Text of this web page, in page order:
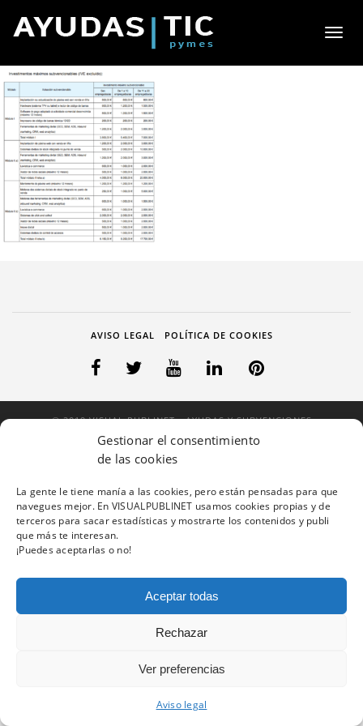
Gestionar el consentimiento
de las cookies
La gente le tiene manía a las cookies, pero están pensadas para que
navegues mejor. En VISUALPUBLINET usamos cookies propias y de
terceros para sacar estadísticas y mostrarte los contenidos y publi
que más te interesan.
¡Puedes aceptarlas o no!
Aceptar todas
Rechazar
Ver preferencias
Aviso legal
Toggle
AVISO LEGAL POLÍTICA DE COOKIES
© 2019 VISUAL PUBLINET - AYUDAS Y SUBVENCIONES
CORUÑA ·981 12 95 03
MADRID ·911 09 41 02
VIGO ·986 48 01 67